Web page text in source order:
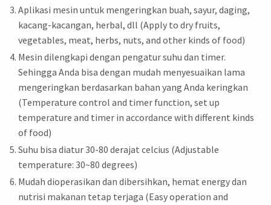
Aplikasi mesin untuk mengeringkan buah, sayur, daging,
kacang-kacangan, herbal, dll (Apply to dry fruits,
vegetables, meat, herbs, nuts, and other kinds of food)
Mesin dilengkapi dengan pengatur suhu dan timer.
Sehingga Anda bisa dengan mudah menyesuaikan lama
mengeringkan berdasarkan bahan yang Anda keringkan
(Temperature control and timer function, set up
temperature and timer in accordance with different kinds
of food)
Suhu bisa diatur 30-80 derajat celcius (Adjustable
temperature: 30~80 degrees)
Mudah dioperasikan dan dibersihkan, hemat energy dan
nutrisi makanan tetap terjaga (Easy operation and